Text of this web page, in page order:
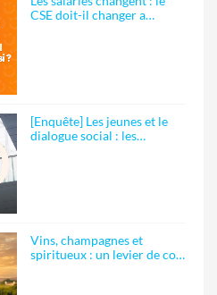
CSE doit-il changer a…
[Enquête] Les jeunes et le
dialogue social : les…
Vins, champagnes et
spiritueux : un levier de co…